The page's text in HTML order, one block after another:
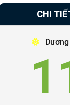
CHI